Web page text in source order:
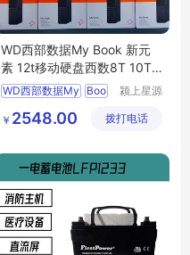
WD西部数据My Book 新元
素 12t移动硬盘西数8T 10T
NAS氦气
WD西部数据My Boo
颍上星源
有限公司
￥ 2548.00 拨打电话